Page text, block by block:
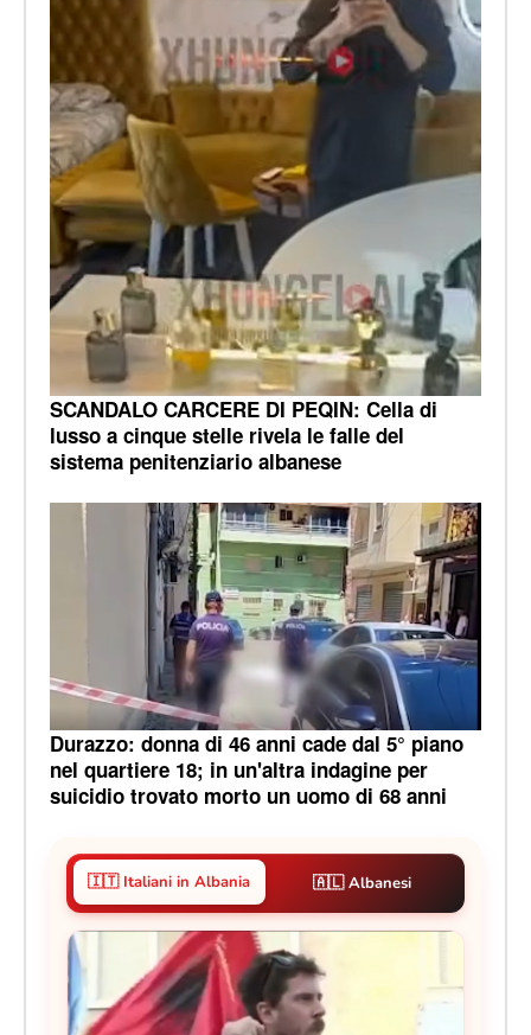
SCANDALO CARCERE DI PEQIN: Cella di
lusso a cinque stelle rivela le falle del
sistema penitenziario albanese
Durazzo: donna di 46 anni cade dal 5° piano
nel quartiere 18; in un'altra indagine per
suicidio trovato morto un uomo di 68 anni
🇮🇹 Italiani in Albania 🇦🇱 Albanesi